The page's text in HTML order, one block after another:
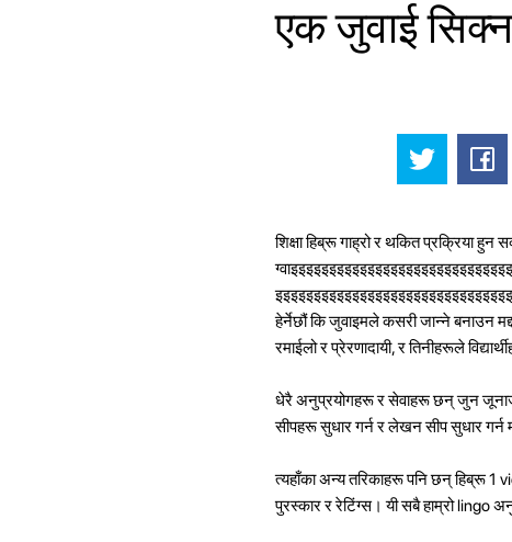
एक जुवाई
शिक्षा हिब्रू गाह्रो र थकित प्रक्रिया
हेर्नेछौं कि जुवाइमले कसरी जान्ने बनाउन
रमाईलो र प्रेरणादायी, र तिनीहरूले
धेरै अनुप्रयोगहरू र सेवाहरू छन् जुन जूनाजी
सीपहरू सुधार गर्न र लेखन सीप सुधार गर्न
त्यहाँका अन्य तरिकाहरू पनि छन् हिब्रू 1
पुरस्कार र रेटिंग्स। यी सबै हाम्रो lingo